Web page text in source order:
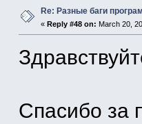
Re: Разные баги
« Reply #48 on: March 20,
Спасибо за